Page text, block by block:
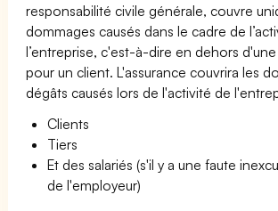
responsabilité civile générale, couvre
dommages causés dans le cadre de
l’entreprise, c'est-à-dire en dehors
pour un client. L'assurance couvrira les
dégâts causés lors de l'activité de
Clients
Tiers
Et des salariés (s'il y a une faute
de l'employeur)